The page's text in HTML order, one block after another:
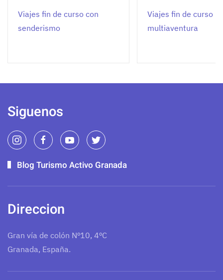
Viajes fin de curso con
senderismo
Viajes fin de curso
multiaventura
Siguenos
Blog Turismo Activo Granada
Direccion
Gran vía de colón Nº10, 4ºC
Granada, España.